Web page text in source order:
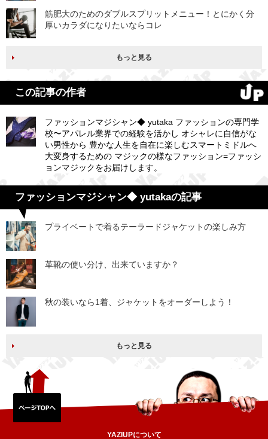
筋肥大のためのダブルスプリットメニュー！とにかく分
厚いカラダになりたいならコレ
もっと見る
この記事の作者
ファッションマジシャン◆ yutaka ファッションの専門学
校〜アパレル業界での経験を活かし オシャレに自信がな
い男性から 豊かな人生を自在に楽しむスマートミドルへ
大変身するための マジックの様なファッション=ファッシ
ョンマジックをお届けします。
ファッションマジシャン◆ yutakaの記事
プライベートで着るテーラードジャケットの楽しみ方
革靴の使い分け、出来ていますか？
秋の装いなら1着、ジャケットをオーダーしよう！
もっと見る
YAZIUPについて